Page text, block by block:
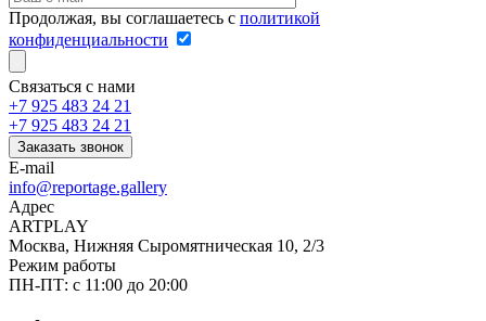
Продолжая, вы соглашаетесь с политикой
конфиденциальности
Связаться с нами
+7 925 483 24 21
+7 925 483 24 21
Заказать звонок
E-mail
info@reportage.gallery
Адрес
ARTPLAY
Москва, Нижняя Сыромятническая 10, 2/3
Режим работы
ПН-ПТ: с 11:00 до 20:00